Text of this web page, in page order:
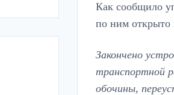
Как сообщило
по ним открыто
Закончено
транспортной
обочины,